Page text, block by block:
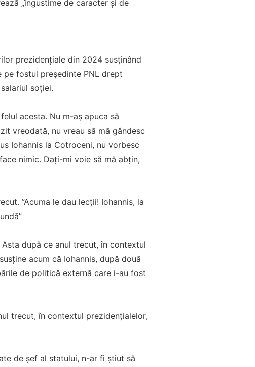
„îngustime de caracter și de
prezidențiale din 2024 susținând
pe fostul președinte PNL drept
soției.
acesta. Nu m-aş apuca să
vreodată, nu vreau să mă gândesc
Iohannis la Cotroceni, nu vorbesc
nimic. Daţi-mi voie să mă abţin,
”Acuma le dau lecţii! Iohannis, la
după ce anul trecut, în contextul
acum că Iohannis, după două
de politică externă care i-au fost
trecut, în contextul prezidențialelor,
de șef al statului, n-ar fi știut să